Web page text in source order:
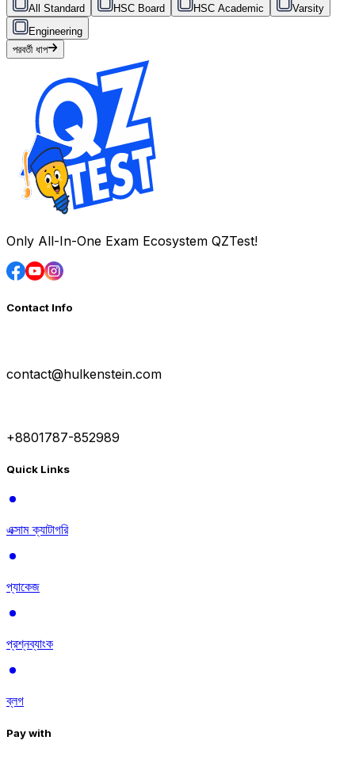
All Standard HSC Board HSC Academic
Varsity
Engineering
পরবর্তী ধাপ
Only All-In-One Exam Ecosystem QZTest!
Contact Info
contact@hulkenstein.com
+8801787-852989
Quick Links
এক্সাম ক্যাটাগরি
প্যাকেজ
প্রশ্নব্যাংক
ব্লগ
Pay with